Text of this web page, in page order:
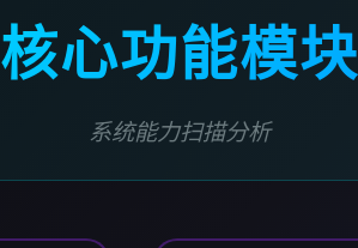
核心功能模块
系统能力扫描分析